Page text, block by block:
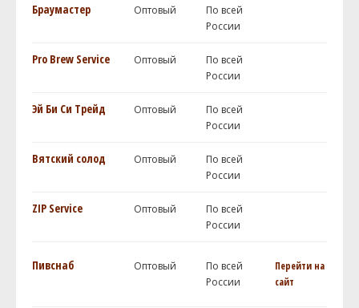
Браумастер Оптовый
По всей
России
Pro Brew Service Оптовый
По всей
России
Эй Би Си Трейд Оптовый
По всей
России
Вятский солод Оптовый
По всей
России
ZIP Service Оптовый
По всей
России
Пивснаб Оптовый
По всей
России
Перейти на
сайт